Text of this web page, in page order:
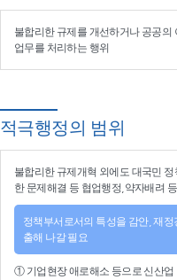
불합리한 규제를 개선하거나 공공의
업무를 처리하는 행위
적극행정의 범위
불합리한 규제개혁 외에도 대국민
한 문제해결 등 협업행정 ,약자배려
정책부서로서의 특성을 감안, 재
출해 나갈 필요
① 기업현장 애로해소 등으로 신산업